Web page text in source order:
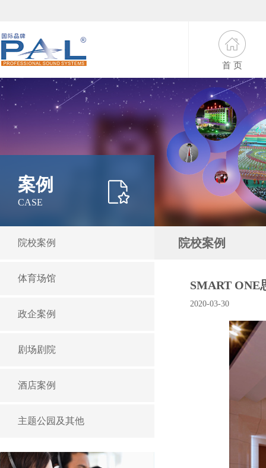
首 页
案例
CASE
院校案例
体育场馆
政企案例
剧场剧院
酒店案例
主题公园及其他
院校案例
SMART ONE
2020-03-30